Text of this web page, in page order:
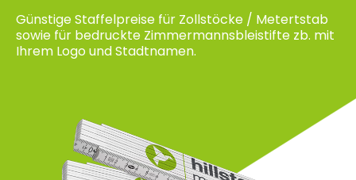
Günstige Staffelpreise für Zollstöcke / Metertstab
sowie für bedruckte Zimmermannsbleistifte zb. mit
Ihrem Logo und Stadtnamen.